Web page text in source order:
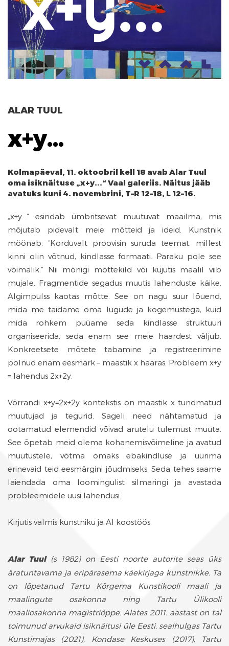
ALAR TUUL
x+y...
Kolmapäeval, 11. oktoobril kell 18 avab Alar Tuul
oma isiknäituse „x+y...“ Vaal galeriis. Näitus jääb
avatuks kuni 4. novembrini, T–R 12–18, L 12–16.
„x+y...“ esindab ümbritsevat muutuvat maailma, mis
mõjutab pidevalt meie mõtteid ja ideid. Kunstnik
möönab: “Korduvalt proovisin suruda teemat, millest
kinni olin võtnud, kindlasse formaati. Paraku pole see
võimalik.” Nii mõnigi mõttekild või kujutis maalil viib
mujale. Fragmentide segadus muutis lahenduste käike.
Algimpulss kaotas mõtte. See on nagu suur lõuend,
mida me täidame oma lugude ja kogemustega, kuid
mida rohkem püüame seda kindlasse struktuuri
organiseerida, seda enam see meie haardest väljub.
Konkreetsete mõtete tabamine ja registreerimine
polnud enam eesmärk – maastik x haaras. Probleem x+y
= lahendus 2x+2y.
Võrrandi x+y=2x+2y kontekstis on maastik x tundmatud
muutujad ja tegurid. Sageli need nähtamatud ja
ootamatud elemendid võivad arutelu tulemust muuta.
See õpetab meid olema kohanemisvõimeline ja avatud
muutustele, võtma omaks ebakindluse ja uurima
erinevaid teid eesmärgini jõudmiseks. Seda tehes saame
laiendada oma loomingulist silmaringi ja avastada
probleemidele uusi lahendusi.
Kirjutis valmis kunstniku ja AI koostöös.
Alar Tuul(s 1982) on Eesti noorte autorite seas üks
äratuntavama ja eripärasema käekirjaga kunstnikke. Ta
on lõpetanud Tartu Kõrgema Kunstikooli maali ja
maalingute osakonna ning Tartu Ülikooli
maaliosakonna magistriõppe. Alates 2011. aastast on tal
toimunud arvukaid isiknäitusi üle Eesti, sealhulgas Tartu
Kunstimajas (2021), Kondase Keskuses (2017), Tartu